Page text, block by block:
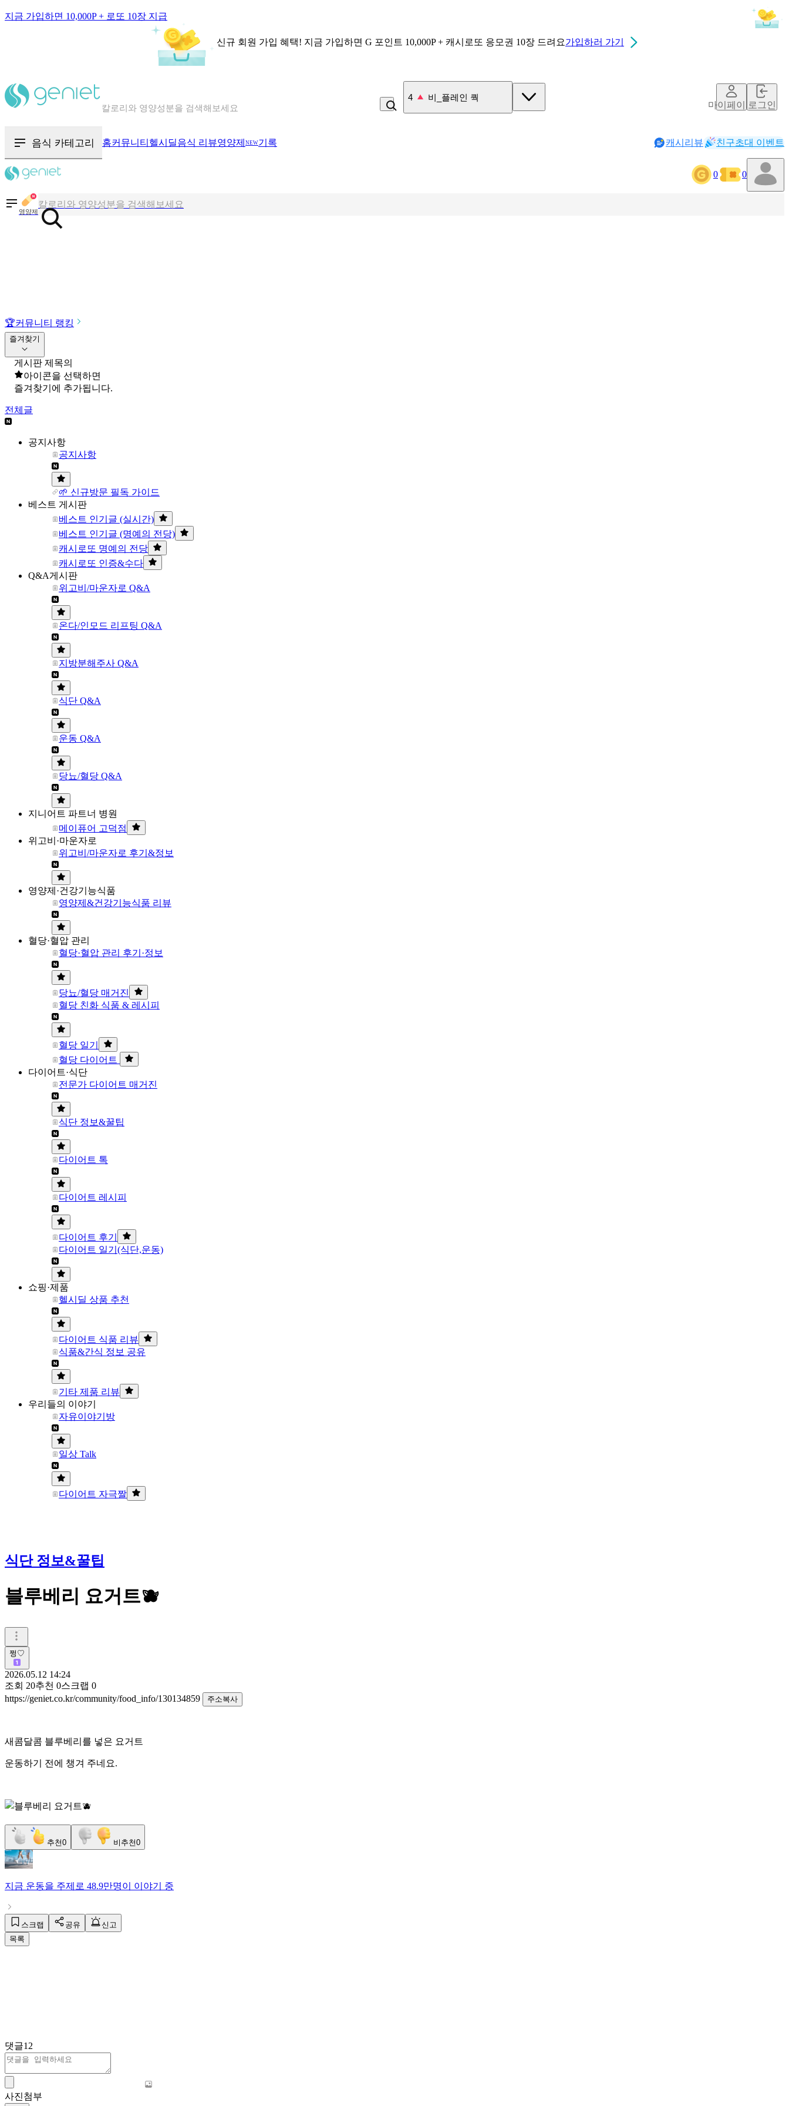
지금 가입하면 10,000P + 로또 10장 지급
신규 회원 가입 혜택! 지금 가입하면 G 포인트 10,000P + 캐시로또 응모권 10장 드려요가입하러 가기
음식 · 영양제 리뷰를 찾아보세요
4 비_플레인 쿽
마이페이지로그인
음식 카테고리 홈커뮤니티 헬시딜음식 리뷰영양제 NEW기록 캐시리뷰 친구초대 이벤트
0 0
영양제
혈당 · 다이어트 음식 검색해보세요
🏆커뮤니티 랭킹
즐겨찾기
게시판 제목의
아이콘을 선택하면
즐겨찾기에 추가됩니다.
전체글
공지사항
공지사항
🌱 신규방문 필독 가이드
베스트 게시판
베스트 인기글 (실시간)
베스트 인기글 (명예의 전당)
캐시로또 명예의 전당
캐시로또 인증&수다
Q&A게시판
위고비/마운자로 Q&A
온다/인모드 리프팅 Q&A
지방분해주사 Q&A
식단 Q&A
운동 Q&A
당뇨/혈당 Q&A
지니어트 파트너 병원
메이퓨어 고덕점
위고비·마운자로
위고비/마운자로 후기&정보
영양제·건강기능식품
영양제&건강기능식품 리뷰
혈당·혈압 관리
혈당·혈압 관리 후기·정보
당뇨/혈당 매거진
혈당 친화 식품 & 레시피
혈당 일기
혈당 다이어트
다이어트·식단
전문가 다이어트 매거진
식단 정보&꿀팁
다이어트 톡
다이어트 레시피
다이어트 후기
다이어트 일기(식단,운동)
쇼핑·제품
헬시딜 상품 추천
다이어트 식품 리뷰
식품&간식 정보 공유
기타 제품 리뷰
우리들의 이야기
자유이야기방
일상 Talk
다이어트 자극짤
식단 정보&꿀팁
블루베리 요거트🫐
쩡♡
2026.05.12 14:24
조회 20추천 0스크랩 0
https://geniet.co.kr/community/food_info/130134859
주소복사
새콤달콤 블루베리를 넣은 요거트
운동하기 전에 챙겨 주네요.
추천0 비추천0
지금 운동을 주제로 48.9만명이 이야기 중
스크랩 공유
신고
목록
댓글12
사진첨부